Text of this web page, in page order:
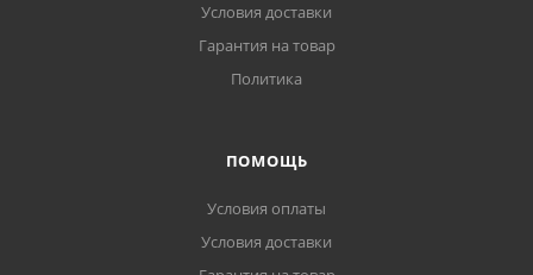
Условия доставки
Гарантия на товар
Политика
ПОМОЩЬ
Условия оплаты
Условия доставки